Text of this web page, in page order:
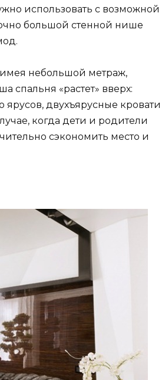
использовать с возможной
большой стенной нише
имея небольшой метраж,
спальня «растет» вверх:
двухъярусные кровати
когда дети и родители
сэкономить место и